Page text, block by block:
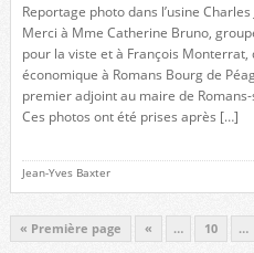
Reportage photo dans l’usine
Merci à Mme Catherine Bruno,
pour la viste et à François
économique à Romans Bourg de
premier adjoint au maire de
Ces photos ont été prises après […]
Jean-Yves Baxter
« Première page « … 10 …